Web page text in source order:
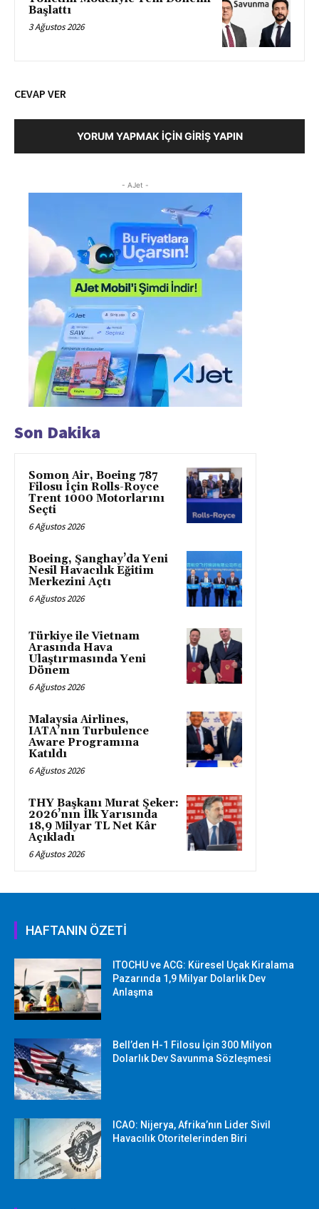
Başlattı
3 Ağustos 2026
CEVAP VER
YORUM YAPMAK İÇIN GIRIŞ YAPIN
- AJet -
Son Dakika
Somon Air, Boeing 787
Filosu İçin Rolls-Royce
Trent 1000 Motorlarını
Seçti
6 Ağustos 2026
Boeing, Şanghay’da Yeni
Nesil Havacılık Eğitim
Merkezini Açtı
6 Ağustos 2026
Türkiye ile Vietnam
Arasında Hava
Ulaştırmasında Yeni
Dönem
6 Ağustos 2026
Malaysia Airlines,
IATA’nın Turbulence
Aware Programına
Katıldı
6 Ağustos 2026
THY Başkanı Murat Şeker:
2026’nın İlk Yarısında
18,9 Milyar TL Net Kâr
Açıkladı
6 Ağustos 2026
HAFTANIN ÖZETİ
ITOCHU ve ACG: Küresel Uçak Kiralama
Pazarında 1,9 Milyar Dolarlık Dev
Anlaşma
Bell’den H-1 Filosu İçin 300 Milyon
Dolarlık Dev Savunma Sözleşmesi
ICAO: Nijerya, Afrika’nın Lider Sivil
Havacılık Otoritelerinden Biri